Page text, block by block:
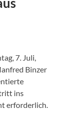
7. Juli,
Binzer
ins
erforderlich.